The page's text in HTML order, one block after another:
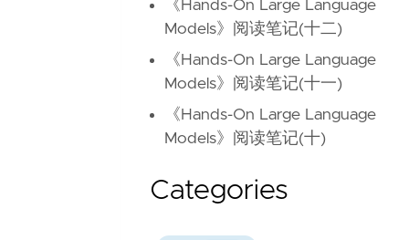
《Hands-On Large Language
Models》阅读笔记(十二)
《Hands-On Large Language
Models》阅读笔记(十一)
《Hands-On Large Language
Models》阅读笔记(十)
Categories